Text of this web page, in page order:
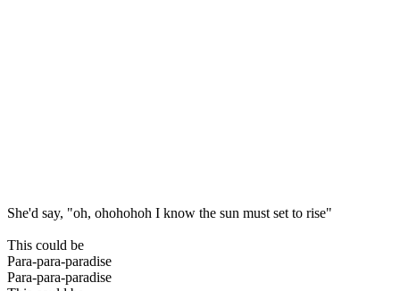
She'd say, "oh, ohohohoh I know the sun must set to rise"
This could be
Para-para-paradise
Para-para-paradise